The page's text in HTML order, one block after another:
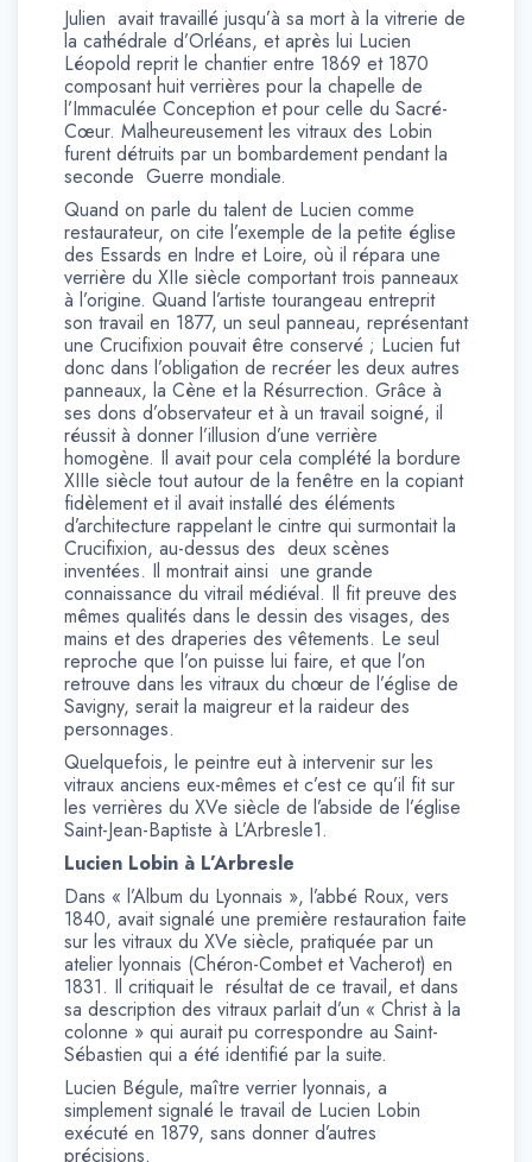
Julien avait travaillé jusqu’à sa mort à la vitrerie de
la cathédrale d’Orléans, et après lui Lucien
Léopold reprit le chantier entre 1869 et 1870
composant huit verrières pour la chapelle de
l’Immaculée Conception et pour celle du Sacré-
Cœur. Malheureusement les vitraux des Lobin
furent détruits par un bombardement pendant la
seconde Guerre mondiale.
Quand on parle du talent de Lucien comme
restaurateur, on cite l’exemple de la petite église
des Essards en Indre et Loire, où il répara une
verrière du XIIe siècle comportant trois panneaux
à l’origine. Quand l’artiste tourangeau entreprit
son travail en 1877, un seul panneau, représentant
une Crucifixion pouvait être conservé ; Lucien fut
donc dans l’obligation de recréer les deux autres
panneaux, la Cène et la Résurrection. Grâce à
ses dons d’observateur et à un travail soigné, il
réussit à donner l’illusion d’une verrière
homogène. Il avait pour cela complété la bordure
XIIIe siècle tout autour de la fenêtre en la copiant
fidèlement et il avait installé des éléments
d’architecture rappelant le cintre qui surmontait la
Crucifixion, au-dessus des deux scènes
inventées. Il montrait ainsi une grande
connaissance du vitrail médiéval. Il fit preuve des
mêmes qualités dans le dessin des visages, des
mains et des draperies des vêtements. Le seul
reproche que l’on puisse lui faire, et que l’on
retrouve dans les vitraux du chœur de l’église de
Savigny, serait la maigreur et la raideur des
personnages.
Quelquefois, le peintre eut à intervenir sur les
vitraux anciens eux-mêmes et c’est ce qu’il fit sur
les verrières du XVe siècle de l’abside de l’église
Saint-Jean-Baptiste à L’Arbresle1.
Lucien Lobin à L’Arbresle
Dans « l’Album du Lyonnais », l’abbé Roux, vers
1840, avait signalé une première restauration faite
sur les vitraux du XVe siècle, pratiquée par un
atelier lyonnais (Chéron-Combet et Vacherot) en
1831. Il critiquait le résultat de ce travail, et dans
sa description des vitraux parlait d’un « Christ à la
colonne » qui aurait pu correspondre au Saint-
Sébastien qui a été identifié par la suite.
Lucien Bégule, maître verrier lyonnais, a
simplement signalé le travail de Lucien Lobin
exécuté en 1879, sans donner d’autres
précisions.